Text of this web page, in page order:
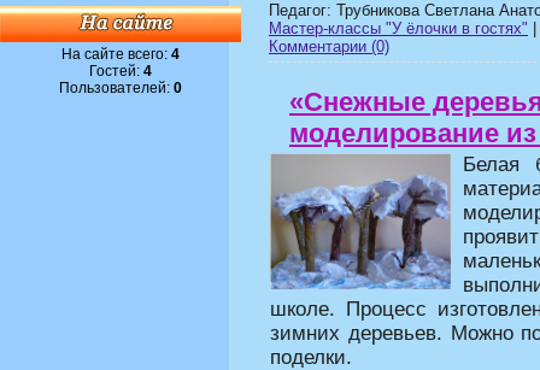
На сайте всего: 4
Гостей: 4
Пользователей: 0
Педагог: Трубникова Светлана
Мастер-классы "У ёлочки в гостях"
Комментарии (0)
«Снежные
моделирование
Белая
школе. Процесс
зимних деревьев. Можно
поделки.